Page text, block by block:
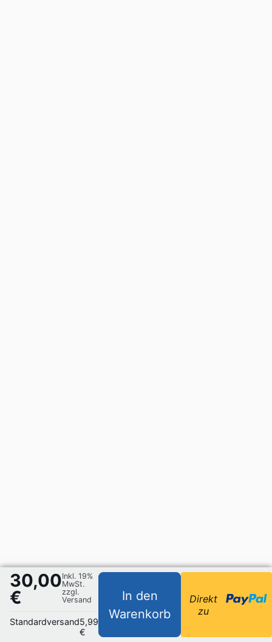
30,00
€
Inkl. 19%
MwSt.
zzgl.
Versand
Standardversand5,99
€
In den
Warenkorb
Direkt
zu